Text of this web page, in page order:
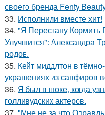
своего бренда Fenty
33. Исполнили вместе хит!
34. "Я Перестану Кормить
Улучшится": Александра
родов.
35. Кейт миддлтон в
украшениях из сапфиров
36. Я был в шоке, когда
голливудских актеров.
37. "Мне не за что